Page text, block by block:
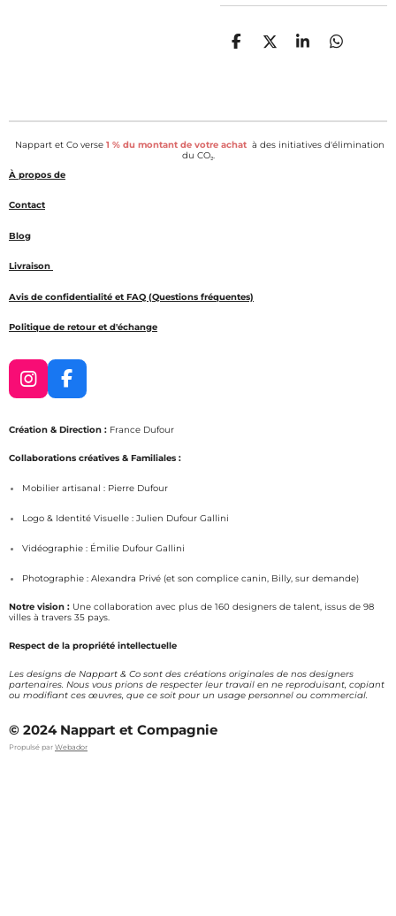
P
g
r
P
g
r
P
g
e
r
P
g
e
r
Nappart et Co verse 1 % du montant de votre achat à des initiatives d'élimination
du CO₂.
À propos de
Contact
Blog
Livraison
Avis de confidentialité et FAQ (Questions fréquentes)
Politique de retour et d'échange
I
n
s
a
r
m
F
a
c
b
o
Création & Direction : France Dufour
Collaborations créatives & Familiales :
Mobilier artisanal : Pierre Dufour
Logo & Identité Visuelle : Julien Dufour Gallini
Vidéographie : Émilie Dufour Gallini
Photographie : Alexandra Privé (et son complice canin, Billy, sur demande)
Notre vision : Une collaboration avec plus de 160 designers de talent, issus de 98
villes à travers 35 pays.
Respect de la propriété intellectuelle
Les designs de Nappart & Co sont des créations originales de nos designers
partenaires. Nous vous prions de respecter leur travail en ne reproduisant, copiant
ou modifiant ces œuvres, que ce soit pour un usage personnel ou commercial.
© 2024 Nappart et Compagnie
Propulsé par Webador